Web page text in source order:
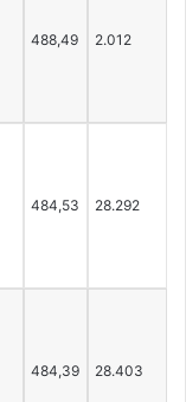
488,49 2.012
484,53 28.292
484,39 28.403